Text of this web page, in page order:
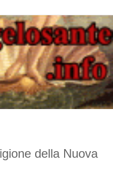
della Nuova